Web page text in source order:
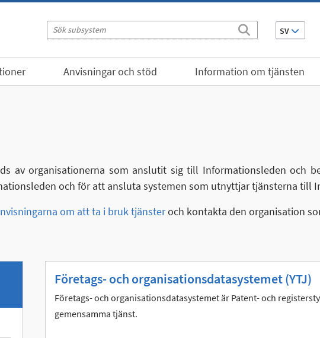
SV
Anvisningar och stöd Information om tjänsten
av organisationerna som anslutit sig till Informationsleden och
och för att ansluta systemen som utnyttjar tjänsterna till
om att ta i bruk tjänsteroch kontakta den organisation
Företags- och organisationsdatasystemet (YTJ)
Företags- och organisationsdatasystemet är Patent- och
gemensamma tjänst.